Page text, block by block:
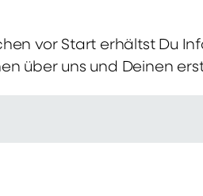
vor Start erhältst Du
über uns und Deinen